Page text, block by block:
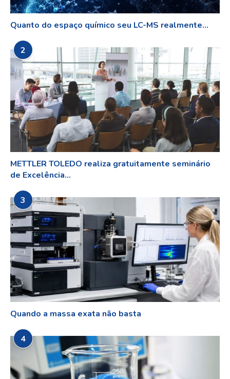
Quanto do espaço químico seu LC-MS realmente...
2
METTLER TOLEDO realiza gratuitamente seminário
de Excelência...
3
Quando a massa exata não basta
4